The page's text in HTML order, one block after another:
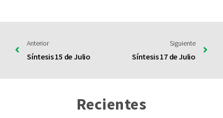
Anterior
Síntesis 15 de Julio
Siguiente
Síntesis 17 de Julio
Recientes